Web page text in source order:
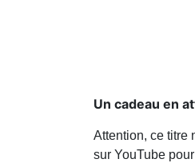
Un cadeau en
Attention, ce titre
sur YouTube